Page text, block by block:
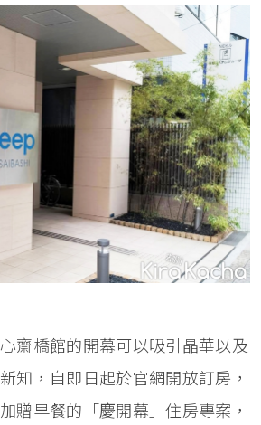
齋橋館的開幕可以吸引晶華以及
知，自即日起於官網開放訂房，
贈早餐的「慶開幕」住房專案，